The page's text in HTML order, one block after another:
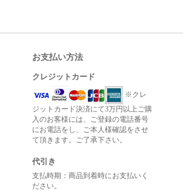
お支払い方法
クレジットカード
※クレ
ジットカード決済にて3万円以上ご購
入のお客様には、ご登録の電話番号
にお電話をし、ご本人様確認をさせ
て頂きます。ご了承下さい。
代引き
支払時期：商品到着時にお支払いく
ださい。